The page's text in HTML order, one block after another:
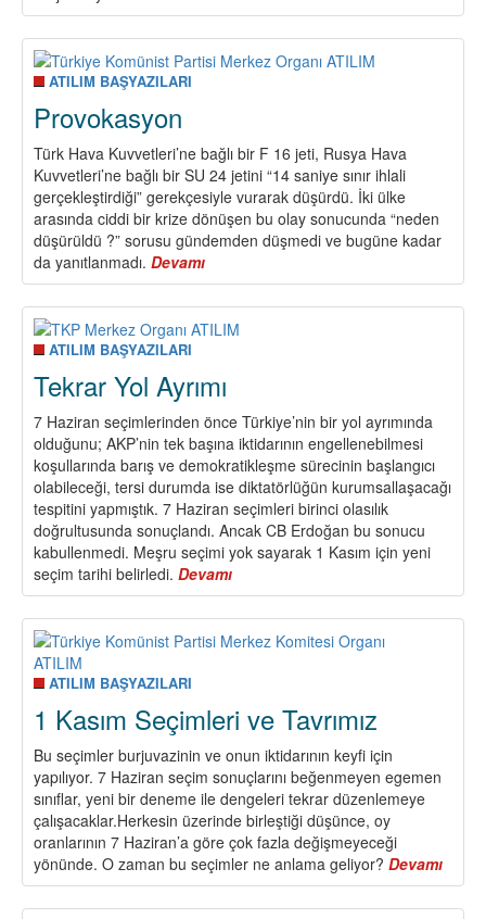
Devrimci
İrade
ATILIM BAŞYAZILARI
Provokasyon
Türk Hava Kuvvetleri’ne bağlı bir F 16 jeti, Rusya Hava
Kuvvetleri’ne bağlı bir SU 24 jetini “14 saniye sınır ihlali
gerçekleştirdiği” gerekçesiyle vurarak düşürdü. İki ülke
arasında ciddi bir krize dönüşen bu olay sonucunda “neden
düşürüldü ?” sorusu gündemden düşmedi ve bugüne kadar
da yanıtlanmadı. Devamı
Provokasyon
ATILIM BAŞYAZILARI
Tekrar Yol Ayrımı
7 Haziran seçimlerinden önce Türkiye’nin bir yol ayrımında
olduğunu; AKP’nin tek başına iktidarının engellenebilmesi
koşullarında barış ve demokratikleşme sürecinin başlangıcı
olabileceği, tersi durumda ise diktatörlüğün kurumsallaşacağı
tespitini yapmıştık. 7 Haziran seçimleri birinci olasılık
doğrultusunda sonuçlandı. Ancak CB Erdoğan bu sonucu
kabullenmedi. Meşru seçimi yok sayarak 1 Kasım için yeni
seçim tarihi belirledi. Devamı
Tekrar
Yol
Ayrımı
ATILIM BAŞYAZILARI
1 Kasım Seçimleri ve Tavrımız
Bu seçimler burjuvazinin ve onun iktidarının keyfi için
yapılıyor. 7 Haziran seçim sonuçlarını beğenmeyen egemen
sınıflar, yeni bir deneme ile dengeleri tekrar düzenlemeye
çalışacaklar.Herkesin üzerinde birleştiği düşünce, oy
oranlarının 7 Haziran’a göre çok fazla değişmeyeceği
yönünde. O zaman bu seçimler ne anlama geliyor? Devamı
1